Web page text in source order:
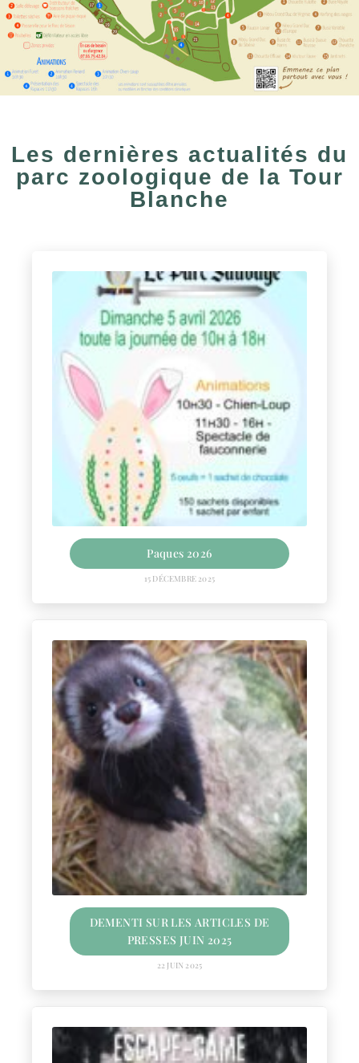
Les dernières actualités du
parc zoologique de la Tour
Blanche
Paques 2026
15 DÉCEMBRE 2025
DEMENTI SUR LES ARTICLES DE
PRESSES JUIN 2025
22 JUIN 2025